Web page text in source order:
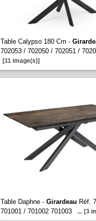
Table Calypso 180 Cm -
702053 / 702050 / 702051 /
[11 image(s)]
Table Daphne - Girardeau Réf.
701001 / 701002 701003
... [3